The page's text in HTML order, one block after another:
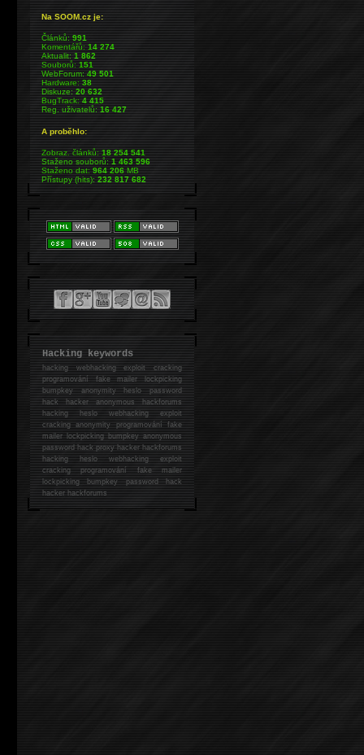
Na SOOM.cz je:
Článků:991
Komentářů:14 274
Aktualit:1 862
Souborů:151
WebForum:49 501
Hardware:38
Diskuze:20 632
BugTrack:4 415
Reg. uživatelů:16 427
A proběhlo:
Zobraz. článků:18 254 541
Staženo souborů:1 463 596
Staženo dat:964 206MB
Přístupy (hits):232 817 682
Hacking keywords
hackingwebhacking exploit cracking
programování fake mailer lockpicking
bumpkey anonymity heslo password
hackhacker anonymous hackforums
hackingheslo webhacking exploit
cracking anonymity programování fake
mailer lockpicking bumpkey anonymous
password hack proxy hacker hackforums
hacking heslo webhacking exploit
cracking programování fake mailer
lockpicking bumpkey password hack
hackerhackforums